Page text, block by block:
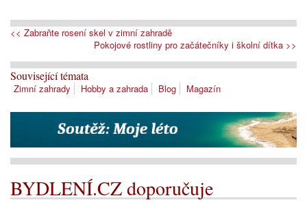
<< Zabraňte rosení skel v zimní zahradě
Pokojové rostliny pro začátečníky i školní dítka >>
Související témata
Zimní zahrady Hobby a zahrada Blog Magazín
BYDLENÍ.CZ doporučuje